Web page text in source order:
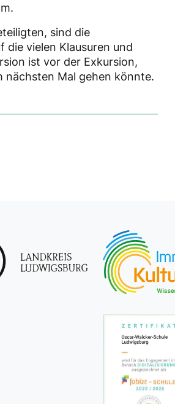
sind die
vielen Klausuren und
ist vor der Exkursion,
nächsten Mal gehen könnte.